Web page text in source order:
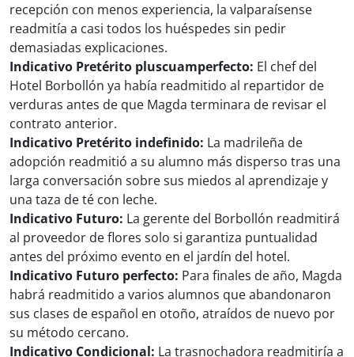
recepción con menos experiencia, la valparaísense
readmitía a casi todos los huéspedes sin pedir
demasiadas explicaciones.
Indicativo Pretérito pluscuamperfecto: El chef del
Hotel Borbollón ya había readmitido al repartidor de
verduras antes de que Magda terminara de revisar el
contrato anterior.
Indicativo Pretérito indefinido: La madrileña de
adopción readmitió a su alumno más disperso tras una
larga conversación sobre sus miedos al aprendizaje y
una taza de té con leche.
Indicativo Futuro: La gerente del Borbollón readmitirá
al proveedor de flores solo si garantiza puntualidad
antes del próximo evento en el jardín del hotel.
Indicativo Futuro perfecto: Para finales de año, Magda
habrá readmitido a varios alumnos que abandonaron
sus clases de español en otoño, atraídos de nuevo por
su método cercano.
Indicativo Condicional: La trasnochadora readmitiría a